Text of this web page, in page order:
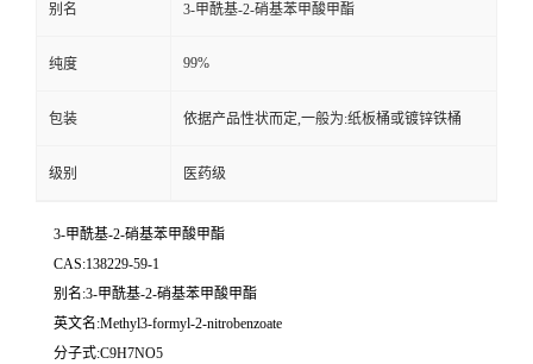
别名 3-甲酰基-2-硝基苯甲酸甲酯
纯度 99%
包装 依据产品性状而定,一般为:纸板桶或镀锌铁桶
级别 医药级
3-甲酰基-2-硝基苯甲酸甲酯
CAS:138229-59-1
别名:3-甲酰基-2-硝基苯甲酸甲酯
英文名:Methyl3-formyl-2-nitrobenzoate
分子式:C9H7NO5